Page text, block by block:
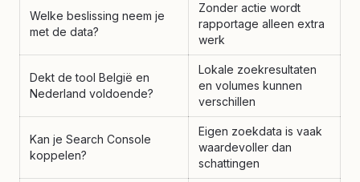
Welke beslissing neem je
met de data?
Zonder actie wordt
rapportage alleen extra
werk
Dekt de tool België en
Nederland voldoende?
Lokale zoekresultaten
en volumes kunnen
verschillen
Kan je Search Console
koppelen?
Eigen zoekdata is vaak
waardevoller dan
schattingen